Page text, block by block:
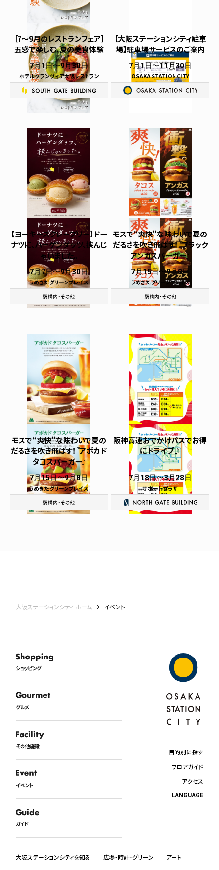
［7～9月のレストランフェア］
五感で楽しむ、夏の美食体験
7月1日 9月30日
ホテルグランヴィア大阪レストラン
【大阪ステーションシティ駐車
場】駐車場サービスのご案内
7月1日 11月30日
OSAKA STATION CITY
【ヨーキーズクレープリー】ドー
ナツに、ハーゲンダッツ、挟んじ
ゃいました。
7月7日 9月30日
うめきたグリーンプレイス
モスで“爽快”な味わいで夏の
だるさを吹き飛ばす！『ブラック
アンガスバーガー』
7月15日 9月8日
うめきたグリーンプレイス
モスで“爽快”な味わいで夏の
だるさを吹き飛ばす！『アボカド
タコスバーガー』
7月15日 9月8日
うめきたグリーンプレイス
阪神高速おでかけパスでお得
にドライブ♪
7月18日 3月28日
サポートプラザ
大阪ステーションシティ ホーム イベント
ショッピング
グルメ
その他施設
イベント
ガイド
大阪ステーションシティを知る 広場・時計・グリーン アート
目的別に探す
フロアガイド
アクセス
LANGUAGE
ภาษาไทย